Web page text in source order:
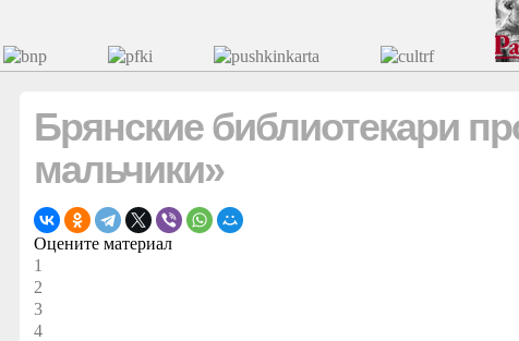
Брянские библиотекари
мальчики»
Оцените материал
1
2
3
4